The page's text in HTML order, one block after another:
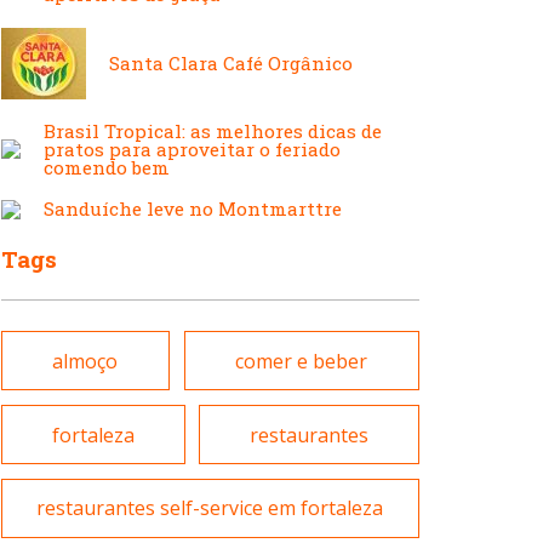
Hamburguerias e
Sanduicherias
Japonesa e Oriental
Lanchonetes
Japonesa e Oriental
Massas
Padarias e Confeitarias
Peixes e Frutos do Mar
Santa Clara Café Orgânico
Brasil Tropical: as melhores dicas de
pratos para aproveitar o feriado
comendo bem
Sanduíche leve no Montmarttre
Tags
almoço comer e beber
fortaleza restaurantes
restaurantes self-service em fortaleza